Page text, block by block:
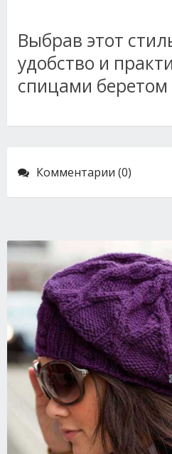
Выбрав этот
удобство и
спицами
Комментарии (0)